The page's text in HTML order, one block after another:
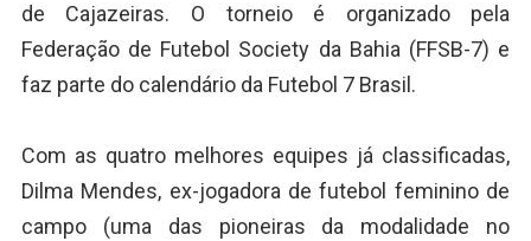
de Cajazeiras. O torneio é organizado pela
Federação de Futebol Society da Bahia (FFSB-7) e
faz parte do calendário da Futebol 7 Brasil.
Com as quatro melhores equipes já classificadas,
Dilma Mendes, ex-jogadora de futebol feminino de
campo (uma das pioneiras da modalidade no